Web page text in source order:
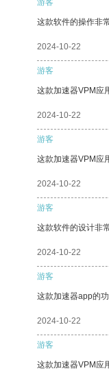
游客
这款软件的操作非
2024-10-22
游客
这款加速器VPM应
2024-10-22
游客
这款加速器VPM应
2024-10-22
游客
这款软件的设计非
2024-10-22
游客
这款加速器app的
2024-10-22
游客
这款加速器VPM应